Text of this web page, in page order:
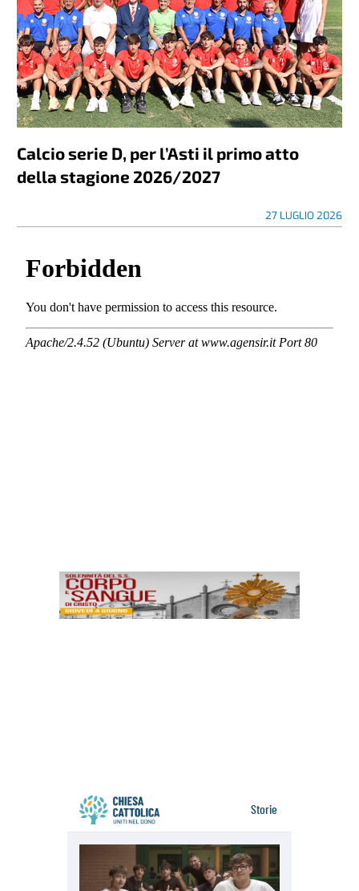
Calcio serie D, per l’Asti il primo atto
della stagione 2026/2027
27 LUGLIO 2026